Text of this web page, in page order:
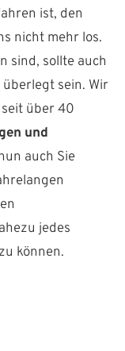
ist, den
nicht mehr los.
sind, sollte auch
sein. Wir
über 40
und
auch Sie
jedes
können.